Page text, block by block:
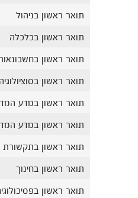
תואר ראשון בניהול
תואר ראשון בכלכלה
תואר ראשון
תואר ראשון בסוציולוגיה
תואר ראשון במדע
תואר ראשון במדע
תואר ראשון בתקשורת
תואר ראשון בחינוך
תואר ראשון